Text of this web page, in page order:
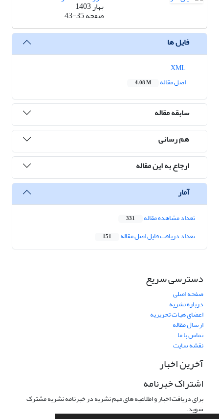
بهار 1403
صفحه43-35
فایل ها
اصل مقاله
4.08 M
سابقه مقاله
هم رسانی
ارجاع به این مقاله
آمار
تعداد مشاهده مقاله 331
تعداد دریافت فایل اصل مقاله 151
دسترسی سریع
صفحه اصلی
درباره نشریه
اعضای هیات تحریریه
ارسال مقاله
تماس با ما
نقشه سایت
آخرین اخبار
اشتراک خبرنامه
برای دریافت اخبار و اطلاعیه های مهم نشریه در خبرنامه نشریه مشترک
شوید.